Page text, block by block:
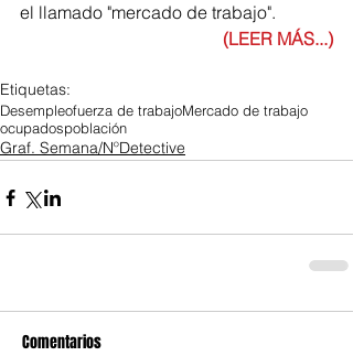
el llamado "mercado de trabajo".
(LEER MÁS...)
Etiquetas:
Desempleofuerza de trabajoMercado de trabajo
ocupadospoblación
Graf. Semana/NºDetective
Comentarios